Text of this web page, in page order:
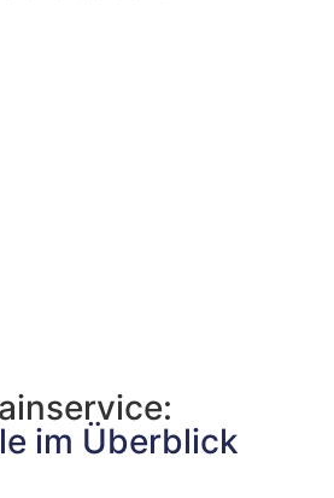
im Überblick